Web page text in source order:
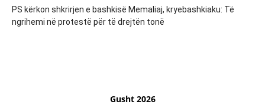
PS kërkon shkrirjen e bashkisë Memaliaj, kryebashkiaku: Të
ngrihemi në protestë për të drejtën tonë
Gusht 2026